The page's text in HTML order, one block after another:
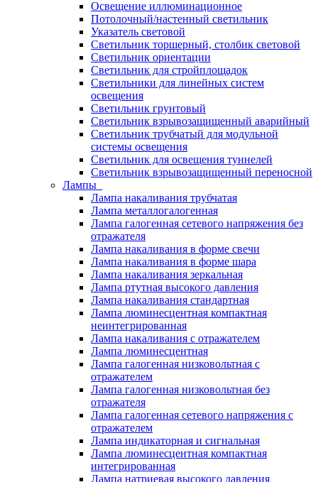
Освещение иллюминационное
Потолочный/настенный светильник
Указатель световой
Светильник торшерный, столбик световой
Светильник ориентации
Светильник для стройплощадок
Светильники для линейных систем
освещения
Светильник грунтовый
Светильник взрывозащищенный аварийный
Светильник трубчатый для модульной
системы освещения
Светильник для освещения туннелей
Светильник взрывозащищенный переносной
Лампы
Лампа накаливания трубчатая
Лампа металлогалогенная
Лампа галогенная сетевого напряжения без
отражателя
Лампа накаливания в форме свечи
Лампа накаливания в форме шара
Лампа накаливания зеркальная
Лампа ртутная высокого давления
Лампа накаливания стандартная
Лампа люминесцентная компактная
неинтегрированная
Лампа накаливания с отражателем
Лампа люминесцентная
Лампа галогенная низковольтная с
отражателем
Лампа галогенная низковольтная без
отражателя
Лампа галогенная сетевого напряжения с
отражателем
Лампа индикаторная и сигнальная
Лампа люминесцентная компактная
интегрированная
Лампа натриевая высокого давления